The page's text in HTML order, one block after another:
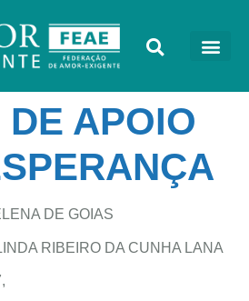
APOIO
DE GOIAS
RIBEIRO DA CUNHA LANA